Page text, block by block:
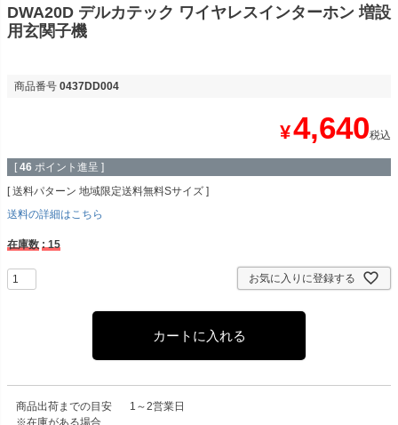
DWA20D デルカテック ワイヤレスインターホン 増設
用玄関子機
商品番号 0437DD004
¥4,640税込
[ 46 ポイント進呈 ]
送料パターン 地域限定送料無料Sサイズ
送料の詳細はこちら
在庫数 15
お気に入りに登録する
カートに入れる
商品出荷までの目安
※在庫がある場合
1～2営業日